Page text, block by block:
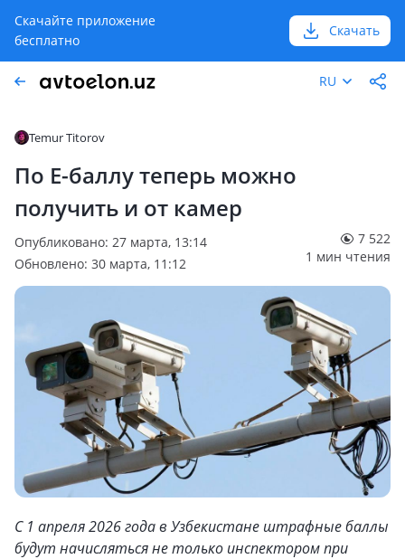
Скачайте приложение
бесплатно
Скачать
RU
Temur Titorov
По Е-баллу теперь можно
получить и от камер
Опубликовано: 27 марта, 13:14
Обновлено: 30 марта, 11:12
7 522
1 мин чтения
С 1 апреля 2026 года в Узбекистане штрафные баллы
будут начисляться не только инспектором при